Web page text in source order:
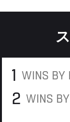
1 WINS BY
2 WINS